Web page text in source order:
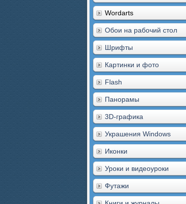
Wordarts
Обои на рабочий стол
Шрифты
Картинки и фото
Flash
Панорамы
3D-графика
Украшения Windows
Иконки
Уроки и видеоуроки
Футажи